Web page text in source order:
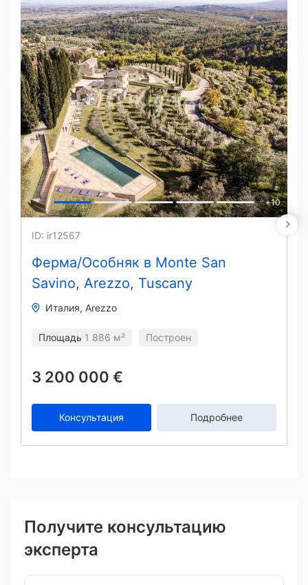
+10
Ферма/Особняк в Monte San
Savino, Arezzo, Tuscany
ID: ir12567
Италия Arezzo
Площадь 1 886 м² Построен
3 200 000 €
Консультация Подробнее
Получите консультацию
эксперта